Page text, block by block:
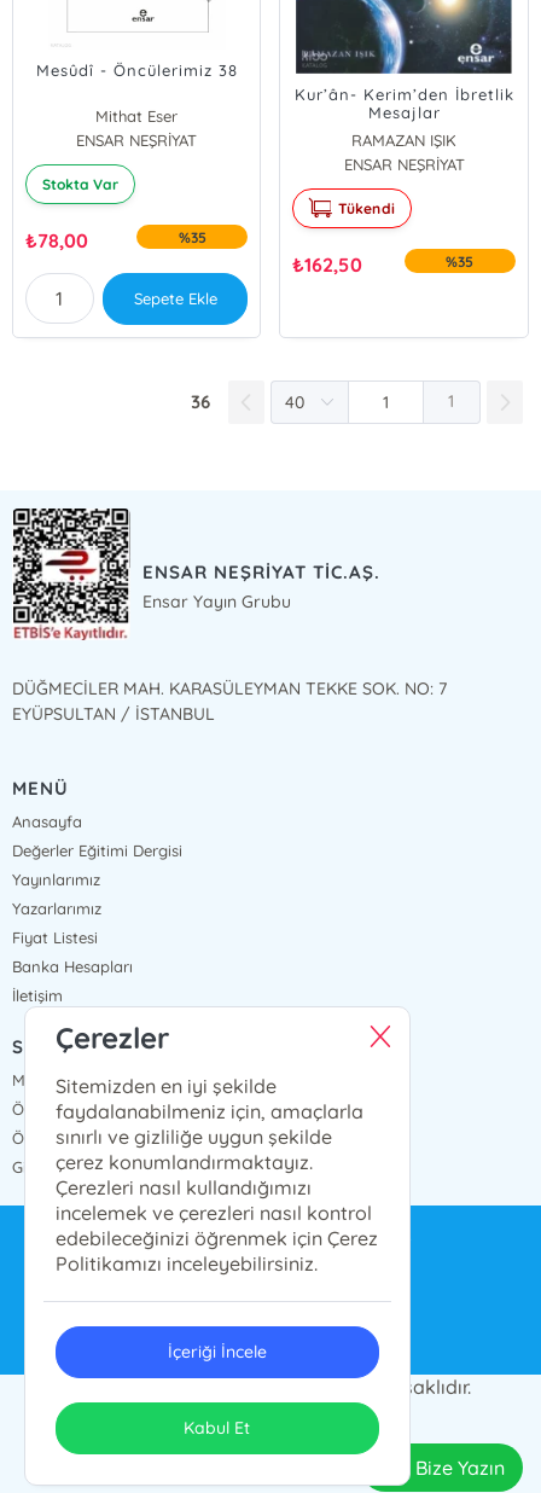
Mesûdî - Öncülerimiz 38
Mithat Eser
ENSAR NEŞRİYAT
Stokta Var
₺78,00 %35
Sepete Ekle
Kur’ân- Kerim’den İbretlik
Mesajlar
RAMAZAN IŞIK
ENSAR NEŞRİYAT
Tükendi
₺162,50 %35
36 1
ENSAR NEŞRİYAT TİC.AŞ.
Ensar Yayın Grubu
DÜĞMECİLER MAH. KARASÜLEYMAN TEKKE SOK. NO: 7
EYÜPSULTAN / İSTANBUL
MENÜ
Anasayfa
Değerler Eğitimi Dergisi
Yayınlarımız
Yazarlarımız
Fiyat Listesi
Banka Hesapları
İletişim
SÖZLEŞMELER
Mesafeli Satış Sözleşmesi
Ön Bilgilendirme Formu
Ödeme ve Teslimat
Gizlilik ve Güvenlik
bilgi@ensarnesriyat.com.tr
© 2024 Ensar Yayın Grubu. Her hakkı saklıdır.
Tasarım & Uygulama
Bize Yazın
Çerezler
Sitemizden en iyi şekilde
faydalanabilmeniz için, amaçlarla
sınırlı ve gizliliğe uygun şekilde
çerez konumlandırmaktayız.
Çerezleri nasıl kullandığımızı
incelemek ve çerezleri nasıl kontrol
edebileceğinizi öğrenmek için Çerez
Politikamızı inceleyebilirsiniz.
İçeriği İncele
Kabul Et